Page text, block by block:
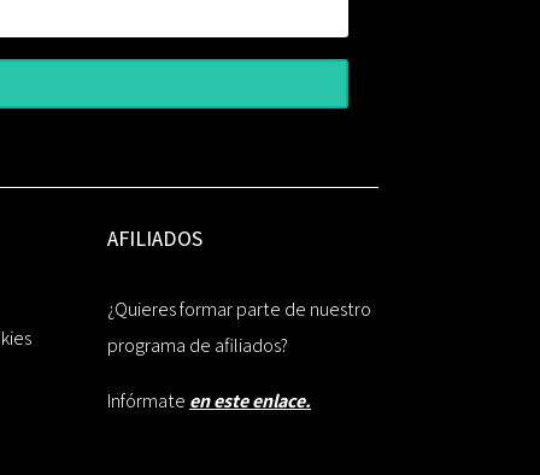
AFILIADOS
¿Quieres formar parte de nuestro
programa de afiliados?
Infórmate en este enlace.